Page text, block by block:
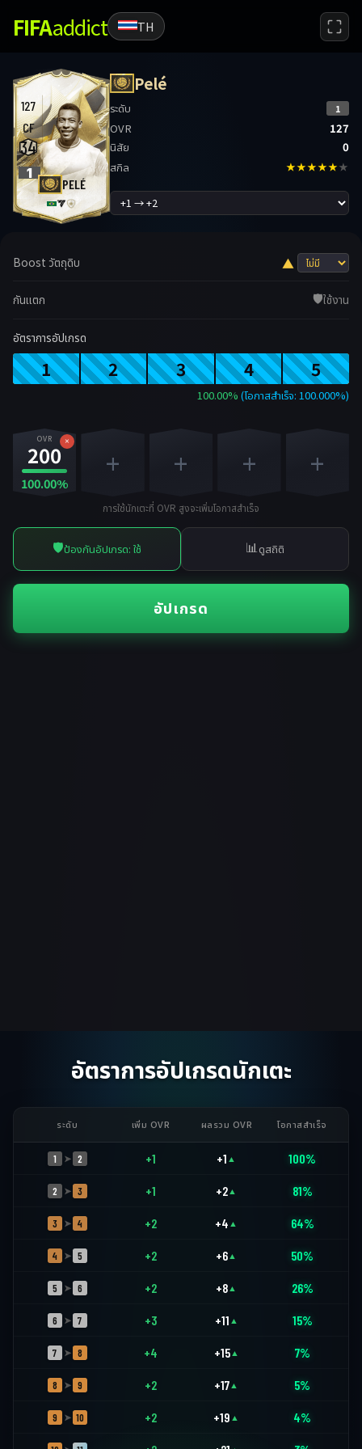
FIFAaddict TH
127
CF
34
1
PELÉ
Pelé
ระดับ 1
OVR
127
นิสัย
0
สกิล
★★★★★★
Boost วัตถุดิบ ▲
กันแตก 🛡️ใช้งาน
อัตราการอัปเกรด
1 2 3 4 5
100.00% (โอกาสสำเร็จ: 100.000%)
OVR
200
100.00%
×
+ + + +
การใช้นักเตะที่ OVR สูงจะเพิ่มโอกาสสำเร็จ
🛡️ป้องกันอัปเกรด: ใช้ 📊ดูสถิติ
อัปเกรด
อัตราการอัปเกรดนักเตะ
ระดับ เพิ่ม OVR ผลรวม OVR โอกาสสำเร็จ
1 ➤ 2 +1 +1 ▲ 100%
2 ➤ 3 +1 +2 ▲ 81%
3 ➤ 4 +2 +4 ▲ 64%
4 ➤ 5 +2 +6 ▲ 50%
5 ➤ 6 +2 +8 ▲ 26%
6 ➤ 7 +3 +11 ▲ 15%
7 ➤ 8 +4 +15▲ 7%
8 ➤ 9 +2 +17 ▲ 5%
9 ➤ 10 +2 +19 ▲ 4%